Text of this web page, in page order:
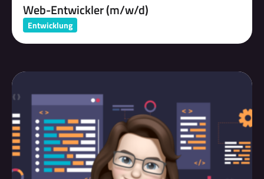
Web-Entwickler (m/w/d)
Entwicklung